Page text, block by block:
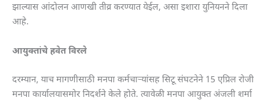
झाल्यास आंदोलन आणखी तीव्र करण्यात येईल, असा इशारा युनियनने दिला
आहे.
आयुक्तांचे हवेत विरले
दरम्यान, याच मागणीसाठी मनपा कर्मचाऱ्यांसह सिटू संघटनेने 15 एप्रिल रोजी
मनपा कार्यालयासमोर निदर्शने केले होते. त्यावेळी मनपा आयुक्त अंजली शर्मा